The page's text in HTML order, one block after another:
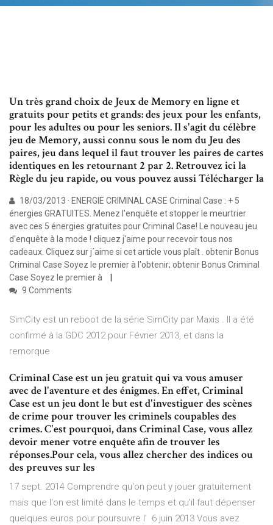
Un très grand choix de Jeux de Memory en ligne et
gratuits pour petits et grands: des jeux pour les enfants,
pour les adultes ou pour les seniors. Il s'agit du célèbre
jeu de Memory, aussi connu sous le nom du Jeu des
paires, jeu dans lequel il faut trouver les paires de cartes
identiques en les retournant 2 par 2. Retrouvez ici la
Règle du jeu rapide, ou vous pouvez aussi Télécharger la
18/03/2013 · ENERGIE CRIMINAL CASE Criminal Case : + 5
énergies GRATUITES. Menez l'enquête et stopper le meurtrier
avec ces 5 énergies gratuites pour Criminal Case! Le nouveau jeu
d'enquête à la mode ! cliquez j'aime pour recevoir tous nos
cadeaux. Cliquez sur j´aime si cet article vous plaît . obtenir Bonus
Criminal Case Soyez le premier à l'obtenir; obtenir Bonus Criminal
Case Soyez le premier à
9 Comments
SimCity est un reboot de la série SimCity par Maxis . Il a été
confirmé à la GDC 2012 pour Février 2013, et dans la
remorque
Criminal Case est un jeu gratuit qui va vous amuser
avec de l'aventure et des énigmes. En effet, Criminal
Case est un jeu dont le but est d'investiguer des scènes
de crime pour trouver les criminels coupables des
crimes. C'est pourquoi, dans Criminal Case, vous allez
devoir mener votre enquête afin de trouver les
réponses.Pour cela, vous allez chercher des indices ou
des preuves sur les
17 sept. 2014 Comprendre qu'on peut y jouer gratuitement
mais que l'on est limité dans le temps et qu'il faut dépenser
quelques euros pour poursuivre l' 6 juin 2013 Vous avez